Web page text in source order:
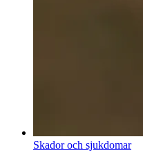
Skador och sjukdomar